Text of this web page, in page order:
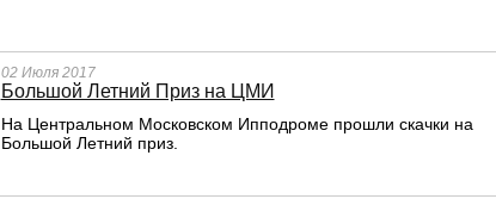
02 Июля 2017
Большой Летний Приз на ЦМИ
На Центральном Московском Ипподроме прошли скачки на
Большой Летний приз.